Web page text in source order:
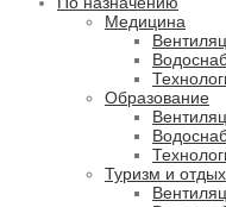
Медицина
Образование
Туризм и отдых